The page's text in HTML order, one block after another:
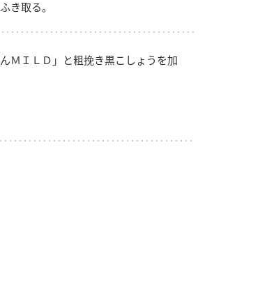
き取る。
ＭＩＬＤ」と粗挽き黒こしょうを加